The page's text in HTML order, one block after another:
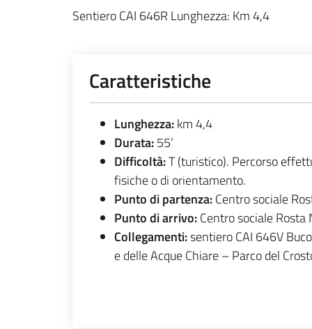
Sentiero CAI 646R Lunghezza: Km 4,4
Caratteristiche
Lunghezza:km 4,4
Durata:55’
Difficoltà:T (turistico). Percorso
fisiche o di orientamento.
Punto di partenza:Centro sociale
Punto di arrivo:Centro sociale Rosta
Collegamenti:sentiero CAI 646V
e delle Acque Chiare – Parco del